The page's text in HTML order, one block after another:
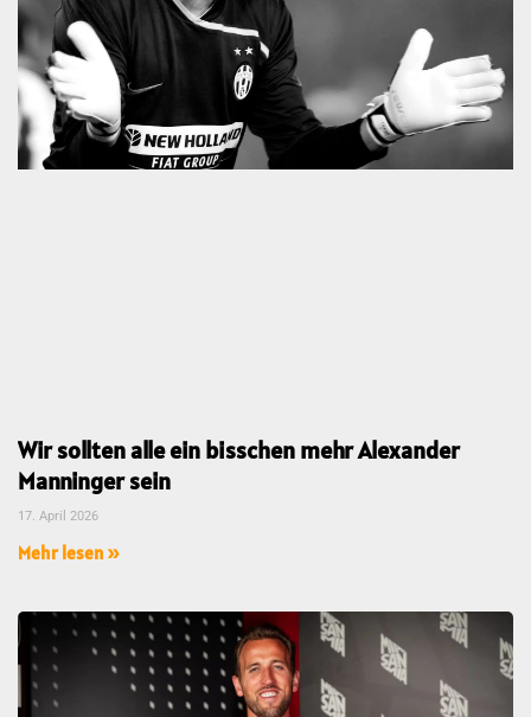
Wir sollten alle ein bisschen mehr Alexander
Manninger sein
17. April 2026
Mehr lesen »